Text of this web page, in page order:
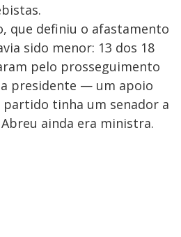
que definiu o afastamento
sido menor: 13 dos 18
pelo prosseguimento
presidente — um apoio
partido tinha um senador a
ainda era ministra.